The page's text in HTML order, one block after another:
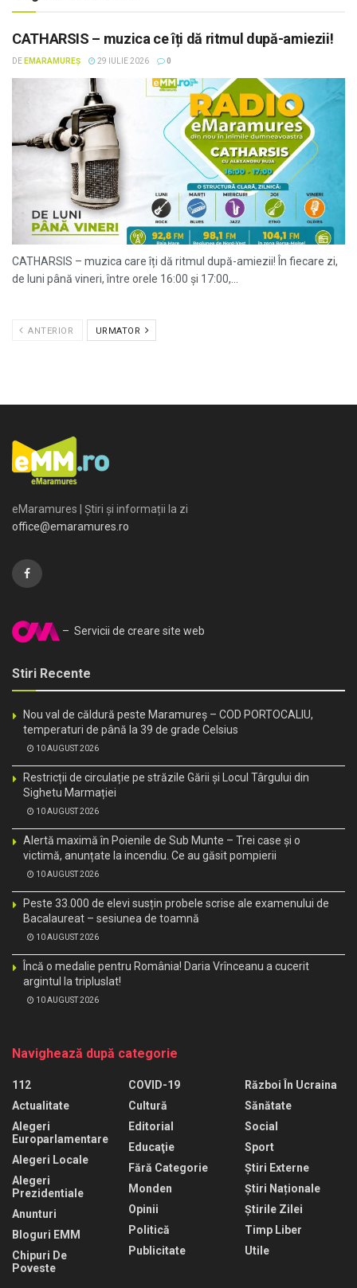
CATHARSIS – muzica ce îți dă ritmul după-amiezii!
DE EMARAMUREȘ 29 IULIE 2026 0
CATHARSIS – muzica care îți dă ritmul după-amiezii! În fiecare zi,
de luni până vineri, între orele 16:00 și 17:00,...
ANTERIOR URMATOR
eMaramures | Știri și informații la zi
office@emaramures.ro
– Servicii de creare site web
Stiri Recente
Nou val de căldură peste Maramureș – COD PORTOCALIU,
temperaturi de până la 39 de grade Celsius
10 AUGUST 2026
Restricții de circulație pe străzile Gării și Locul Târgului din
Sighetu Marmației
10 AUGUST 2026
Alertă maximă în Poienile de Sub Munte – Trei case și o
victimă, anunțate la incendiu. Ce au găsit pompierii
10 AUGUST 2026
Peste 33.000 de elevi susțin probele scrise ale examenului de
Bacalaureat – sesiunea de toamnă
10 AUGUST 2026
Încă o medalie pentru România! Daria Vrînceanu a cucerit
argintul la tripluslat!
10 AUGUST 2026
Navighează după categorie
112
Actualitate
Alegeri
Europarlamentare
Alegeri Locale
Alegeri
Prezidentiale
Anunturi
Bloguri EMM
Chipuri De
Poveste
COVID-19
Cultură
Editorial
Educaţie
Fără Categorie
Monden
Opinii
Politică
Publicitate
Război În Ucraina
Sănătate
Social
Sport
Știri Externe
Știri Naționale
Știrile Zilei
Timp Liber
Utile